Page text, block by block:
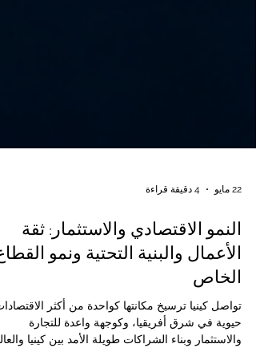
النمو الاقتصادي والاستثمار: ثقة
الأعمال والبنية التحتية ونمو